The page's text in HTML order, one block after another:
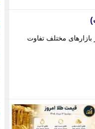
مختلف تفاوت